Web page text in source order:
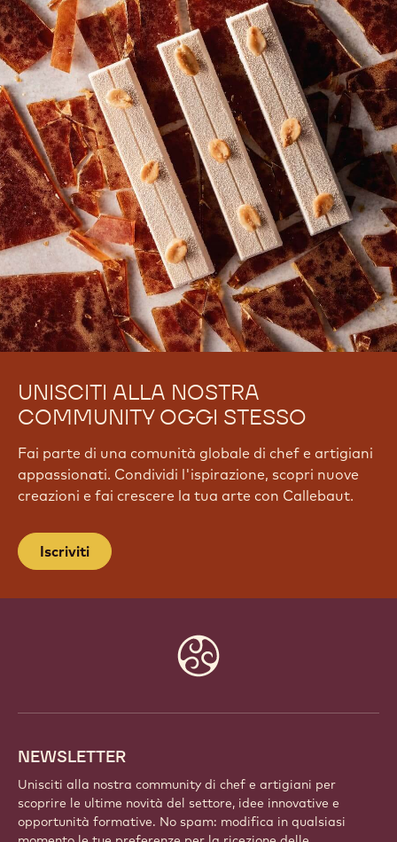
Tutorial gratuiti e corsi on-demand per chef
Iscriviti gratuitamente Accedi
COMMUNITY OGGI STESSO
Fai parte di una comunità globale di chef e artigiani
creazioni e fai crescere la tua arte con Callebaut.
Iscriviti